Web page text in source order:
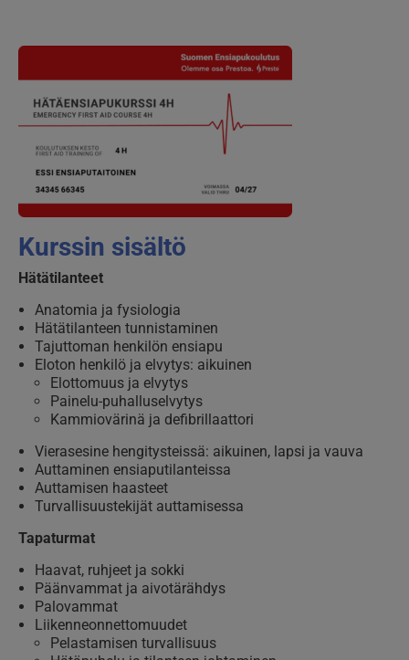
Kurssin sisältö
Hätätilanteet
Anatomia ja fysiologia
Hätätilanteen tunnistaminen
Tajuttoman henkilön ensiapu
Eloton henkilö ja elvytys: aikuinen
Elottomuus ja elvytys
Painelu-puhalluselvytys
Kammiovärinä ja defibrillaattori
Vierasesine hengitysteissä: aikuinen, lapsi ja vauva
Auttaminen ensiaputilanteissa
Auttamisen haasteet
Turvallisuustekijät auttamisessa
Tapaturmat
Haavat, ruhjeet ja sokki
Päänvammat ja aivotärähdys
Palovammat
Liikenneonnettomuudet
Pelastamisen turvallisuus